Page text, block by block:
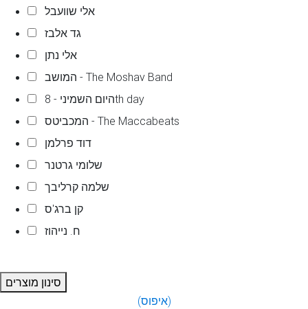
אלי שוועבל
גד אלבז
אלי נתן
המושב - The Moshav Band
היום השמיני - 8th day
המכביטס - The Maccabeats
דוד פרלמן
שלומי גרטנר
שלמה קרליבך
קן ברג'ס
ח. נייהוז
סינון מוצרים
(איפוס)